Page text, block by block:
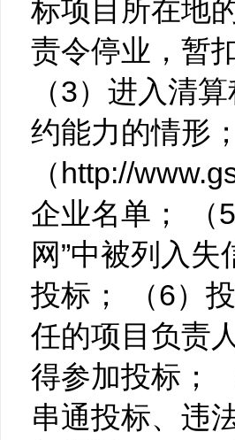
标项目所在地
责令停业，暂
（3）进入清
约能力的情形
（http://
企业名单； （
网”中被列入
投标； （6）
任的项目负责
得参加投标；
串通投标、违